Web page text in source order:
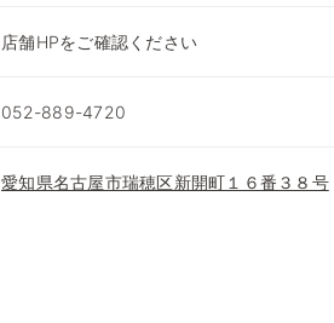
店舗HPをご確認ください
052-889-4720
愛知県名古屋市瑞穂区新開町１６番３８号